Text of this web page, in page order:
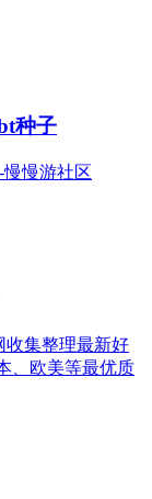
种子
慢慢游社区
收集整理最新好
、欧美等最优质